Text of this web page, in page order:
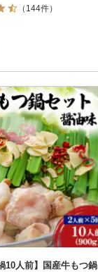
（144件）
10人前】国産牛もつ鍋